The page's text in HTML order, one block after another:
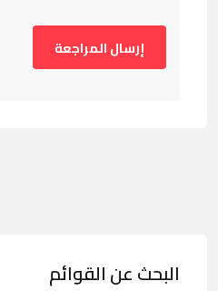
البحث عن القوائم